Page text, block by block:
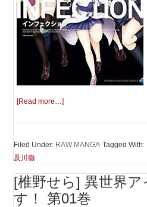
[Read more…]
Filed Under: RAW MANGA Tagged With:
及川徹
[椎野せら] 異世界
す！ 第01巻